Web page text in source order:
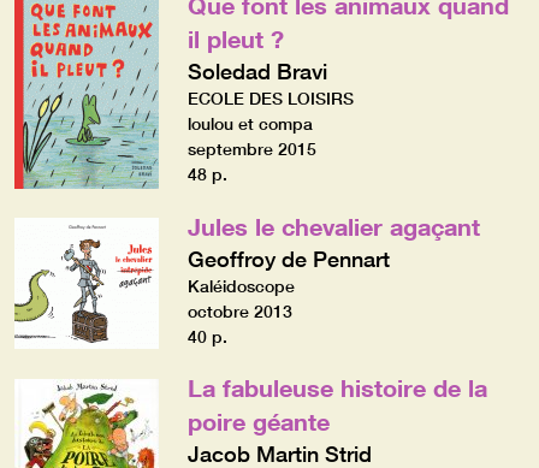
il pleut ?
Soledad Bravi
ECOLE DES LOISIRS
loulou et compa
septembre 2015
48 p.
Jules le chevalier agaçant
Geoffroy de Pennart
Kaléidoscope
octobre 2013
40 p.
La fabuleuse histoire de la
poire géante
Jacob Martin Strid